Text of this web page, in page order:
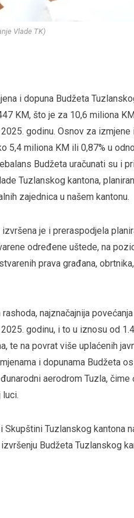
Vlade TK)
i dopuna Budžeta
KM, što je za 10,6 miliona
godinu. Osnov za izmjene
5,4 miliona KM ili 0,87% u
Budžeta uračunati su i
Tuzlanskog kantona,
zajednica u našem kantonu.
je i preraspodjela
određene uštede, na
prava građana, obrtnika,
najznačajnija
godinu, i to u iznosu od
te na povrat više uplaćenih
i dopunama Budžeta
aerodrom Tuzla, čime
Tuzlanskog kantona
Budžeta Tuzlanskog